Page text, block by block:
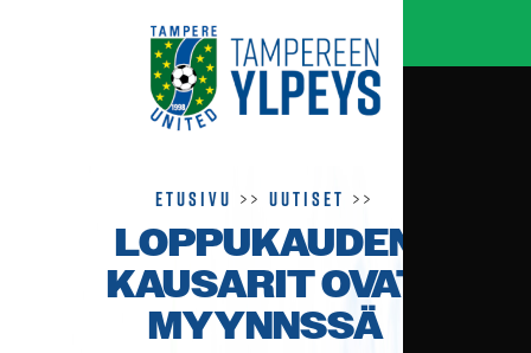
Etusivu >>Uutiset >>
LOPPUKAUDEN
KAUSARIT OVAT
MYYNNSSÄ